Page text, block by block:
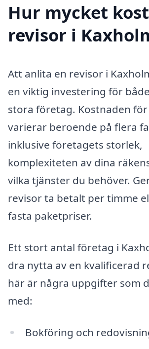
Hur mycket
revisor i
Att anlita en revisor i
en viktig investering för
stora företag. Kostnaden
varierar beroende på flera
inklusive företagets storlek,
komplexiteten av dina
vilka tjänster du behöver.
revisor ta betalt per timme
fasta paketpriser.
Ett stort antal företag i
dra nytta av en kvalificerad
här är några uppgifter som
med:
Bokföring och